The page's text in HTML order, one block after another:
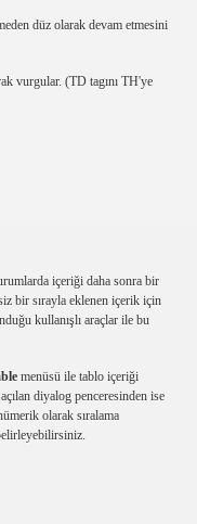
düz olarak devam etmesini
vurgular. (TD tagını TH'ye
içeriği daha sonra bir
bir sırayla eklenen içerik için
kullanışlı araçlar ile bu
menüsü ile tablo içeriği
diyalog penceresinden ise
olarak sıralama